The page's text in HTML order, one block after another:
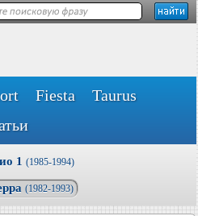
Fiesta
Taurus
1 (1985-1994)
(1982-1993)